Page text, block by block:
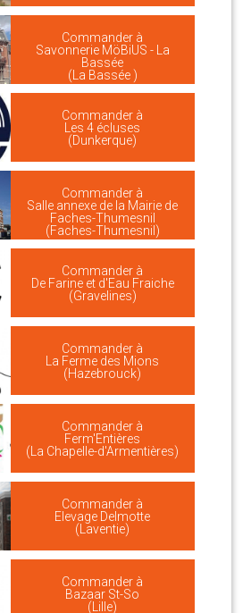
Commander à
Savonnerie MöBiUS - La
Bassée
(La Bassée )
Commander à
Les 4 écluses
(Dunkerque)
Commander à
Salle annexe de la Mairie de
Faches-Thumesnil
(Faches-Thumesnil)
Commander à
De Farine et d'Eau Fraiche
(Gravelines)
Commander à
La Ferme des Mions
(Hazebrouck)
Commander à
Ferm'Entières
(La Chapelle-d'Armentières)
Commander à
Elevage Delmotte
(Laventie)
Commander à
Bazaar St-So
(Lille)